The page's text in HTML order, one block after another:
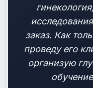
заказ. Как
проведу его
организую